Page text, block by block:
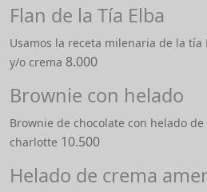
Flan de la Tía Elba
Usamos la receta milenaria de la tía
y/o crema 8.000
Brownie con helado
Brownie de chocolate con helado
charlotte 10.500
Helado de crema